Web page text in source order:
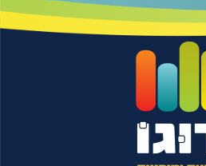
ליאור סושרד 04.09.26